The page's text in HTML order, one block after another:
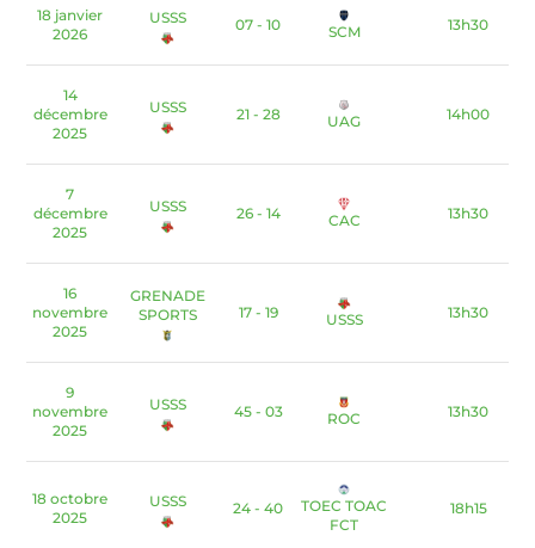
18 janvier
2026
USSS 07 - 10 SCM 13h30
14
décembre
2025
USSS 21 - 28 UAG 14h00
7
décembre
2025
USSS 26 - 14 CAC 13h30
16
novembre
2025
GRENADE
SPORTS
17 - 19 USSS 13h30
9
novembre
2025
USSS 45 - 03 ROC 13h30
18 octobre
2025
USSS 24 - 40
TOEC TOAC
FCT
18h15